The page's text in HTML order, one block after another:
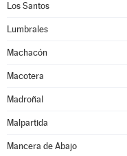
Los Santos
Lumbrales
Machacón
Macotera
Madroñal
Malpartida
Mancera de Abajo